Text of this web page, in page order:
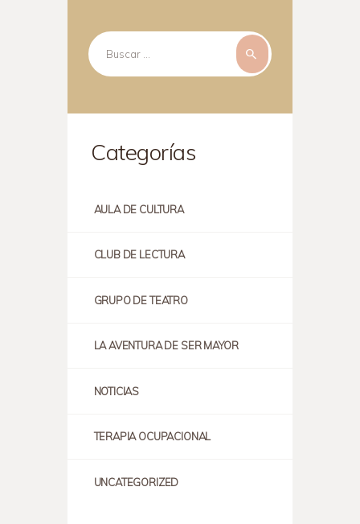
Buscar:
Categorías
AULA DE CULTURA
CLUB DE LECTURA
GRUPO DE TEATRO
LA AVENTURA DE SER MAYOR
NOTICIAS
TERAPIA OCUPACIONAL
UNCATEGORIZED